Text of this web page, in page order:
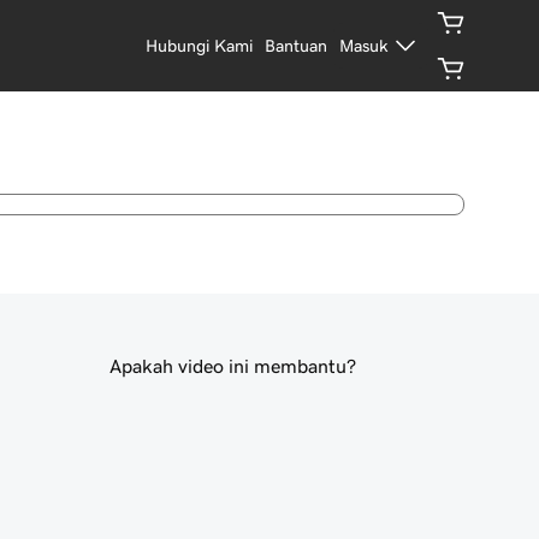
Hubungi Kami Bantuan Masuk
Apakah video ini membantu?